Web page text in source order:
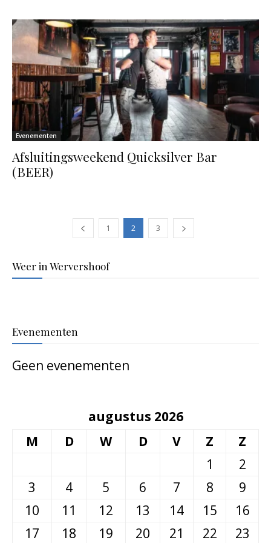
Evenementen
Afsluitingsweekend Quicksilver Bar
(BEER)
1 2 3
Weer in Wervershoof
Evenementen
Geen evenementen
augustus 2026
M
D W D V Z
Z
1
2
3
4 5 6 7 8
9
10
11 12 13 14 15
16
17
18 19 20 21 22
23